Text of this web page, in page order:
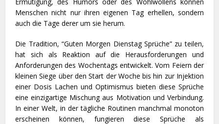
Menschen nicht nur ihren eigenen Tag erhellen, sondern
auch die Tage derer um sie herum.
Die Tradition, “Guten Morgen Dienstag Sprüche” zu teilen,
hat sich als Reaktion auf die Herausforderungen und
Anforderungen des Wochentags entwickelt. Vom Feiern der
kleinen Siege über den Start der Woche bis hin zur Injektion
einer Dosis Lachen und Optimismus bieten diese Sprüche
eine einzigartige Mischung aus Motivation und Verbindung.
In einer Welt, in der tägliche Routinen manchmal monoton
erscheinen können, fungieren diese Sprüche als